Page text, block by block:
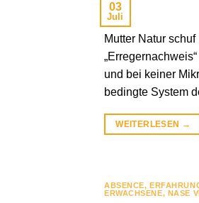
03
Juli
Mutter Natur
und bei keiner
bedingte System
WEITERLESEN →
ABSENCE,
ERWACHSENE, NASE